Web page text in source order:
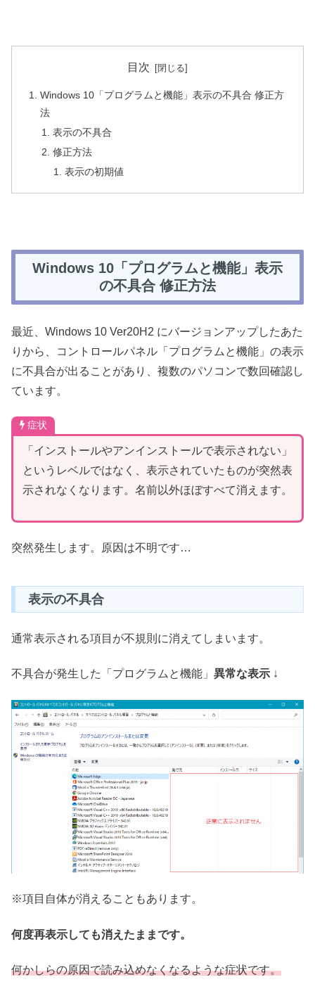
目次
Windows 10「プログラムと機能」表示の不具合 修正方
法
表示の不具合
修正方法
表示の初期値
Windows 10「プログラムと機能」表示
の不具合 修正方法
最近、Windows 10 Ver20H2 にバージョンアップしたあた
りから、コントロールパネル「プログラムと機能」の表示
に不具合が出ることがあり、複数のパソコンで数回確認し
ています。
症状
「インストールやアンインストールで表示されない」
というレベルではなく、表示されていたものが突然表
示されなくなります。名前以外ほぼすべて消えます。
突然発生します。原因は不明です…
表示の不具合
通常表示される項目が不規則に消えてしまいます。
不具合が発生した「プログラムと機能」 異常な表示 ↓
※項目自体が消えることもあります。
何度再表示しても消えたままです。
何かしらの原因で読み込めなくなるような症状です。